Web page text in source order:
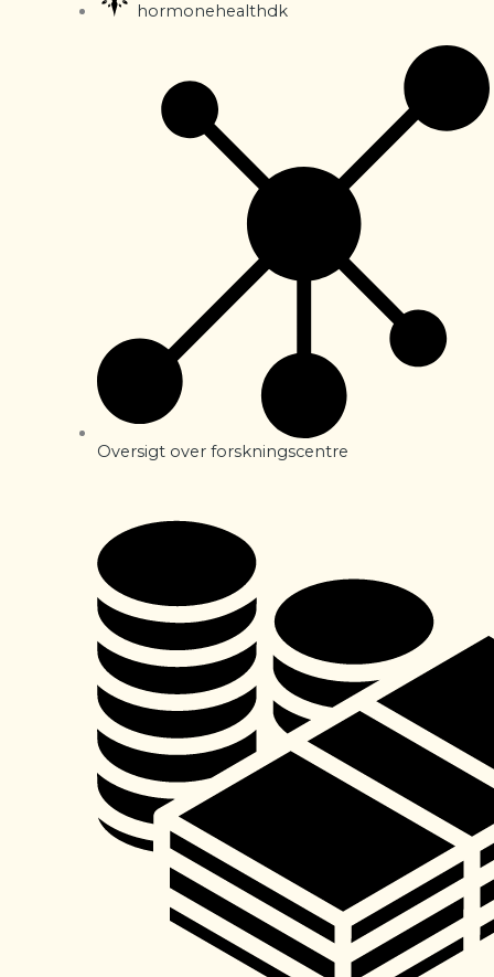
hormonehealthdk
Oversigt over forskningscentre